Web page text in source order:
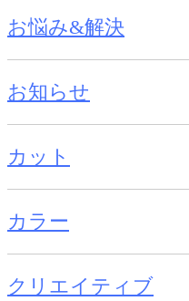
お悩み&解決
お知らせ
カット
カラー
クリエイティブ